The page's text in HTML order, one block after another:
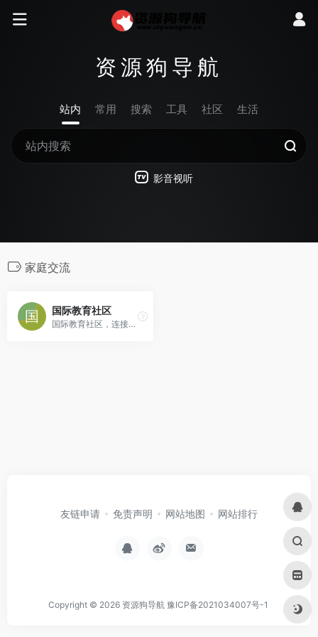
资源狗导航
站内 常用 搜索 工具 社区 生活
影音视听
家庭交流
国际教育社区
国际教育社区，连接全球留学生，国际教育人士，分享经验与知识。
友链申请 免责声明 网站地图 网站排行
Copyright © 2026 资源狗导航 豫ICP备2021034007号-1